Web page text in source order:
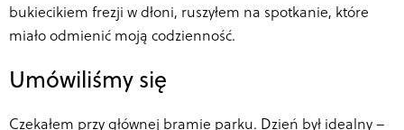
bukiecikiem frezji w dłoni, ruszyłem na spotkanie, które
miało odmienić moją codzienność.
Umówiliśmy się
Czekałem przy głównej bramie parku. Dzień był idealny –